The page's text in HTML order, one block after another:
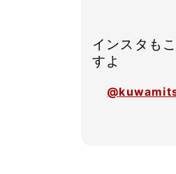
インスタも
すよ